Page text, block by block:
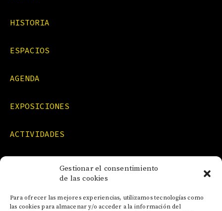
Gestionar el consentimiento
de las cookies
Para ofrecer las mejores experiencias, utilizamos tecnologías como
las cookies para almacenar y/o acceder a la información del
HISTORIA
ESPACIOS
AGENDA
EXPOSICIONES
ACTIVIDADES